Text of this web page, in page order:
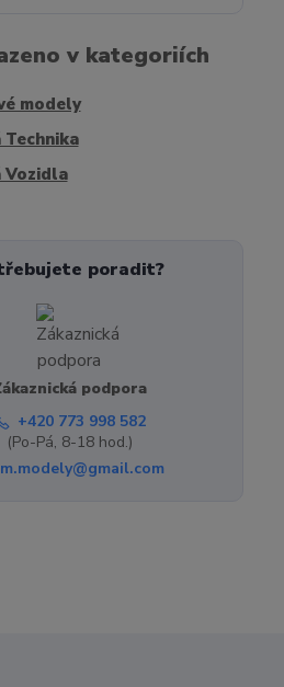
v kategoriích
modely
Technika
Vozidla
poradit?
podpora
+420 773 998 582
(Po-Pá, 8-18 hod.)